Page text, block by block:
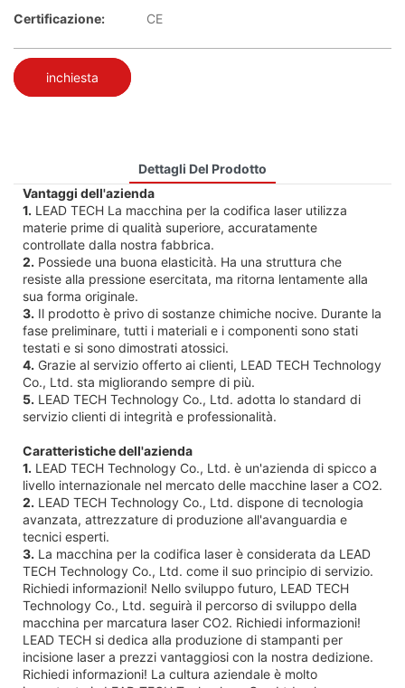
Certificazione:
CE
inchiesta
Dettagli Del Prodotto
Vantaggi dell'azienda
1. LEAD TECH La macchina per la codifica laser utilizza
materie prime di qualità superiore, accuratamente
controllate dalla nostra fabbrica.
2. Possiede una buona elasticità. Ha una struttura che
resiste alla pressione esercitata, ma ritorna lentamente alla
sua forma originale.
3. Il prodotto è privo di sostanze chimiche nocive. Durante la
fase preliminare, tutti i materiali e i componenti sono stati
testati e si sono dimostrati atossici.
4. Grazie al servizio offerto ai clienti, LEAD TECH Technology
Co., Ltd. sta migliorando sempre di più.
5. LEAD TECH Technology Co., Ltd. adotta lo standard di
servizio clienti di integrità e professionalità.
Caratteristiche dell'azienda
1. LEAD TECH Technology Co., Ltd. è un'azienda di spicco a
livello internazionale nel mercato delle macchine laser a CO2.
2. LEAD TECH Technology Co., Ltd. dispone di tecnologia
avanzata, attrezzature di produzione all'avanguardia e
tecnici esperti.
3. La macchina per la codifica laser è considerata da LEAD
TECH Technology Co., Ltd. come il suo principio di servizio.
Richiedi informazioni! Nello sviluppo futuro, LEAD TECH
Technology Co., Ltd. seguirà il percorso di sviluppo della
macchina per marcatura laser CO2. Richiedi informazioni!
LEAD TECH si dedica alla produzione di stampanti per
incisione laser a prezzi vantaggiosi con la nostra dedizione.
Richiedi informazioni! La cultura aziendale è molto